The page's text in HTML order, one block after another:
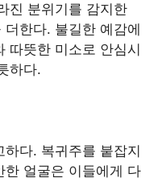
진 분위기를 감지한
한다. 불길한 예감에
따뜻한 미소로 안심시
하다.
다. 복귀주를 붙잡지
한 얼굴은 이들에게 다